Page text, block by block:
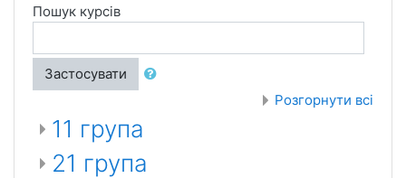
Пошук курсів
Застосувати
Розгорнути всі
11 група
21 група